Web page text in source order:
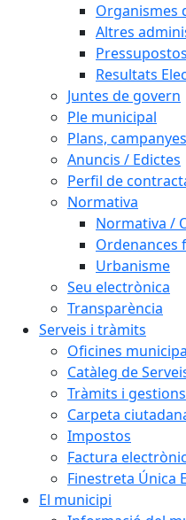
Organismes
Altres
Resultats
Juntes de govern
Ple municipal
Plans,
Anuncis / Edictes
Perfil de
Normativa
Normativa /
Ordenances
Urbanisme
Seu electrònica
Transparència
Serveis i tràmits
Oficines
Catàleg de
Tràmits i gestions
Carpeta
Impostos
Factura
Finestreta Única
El municipi